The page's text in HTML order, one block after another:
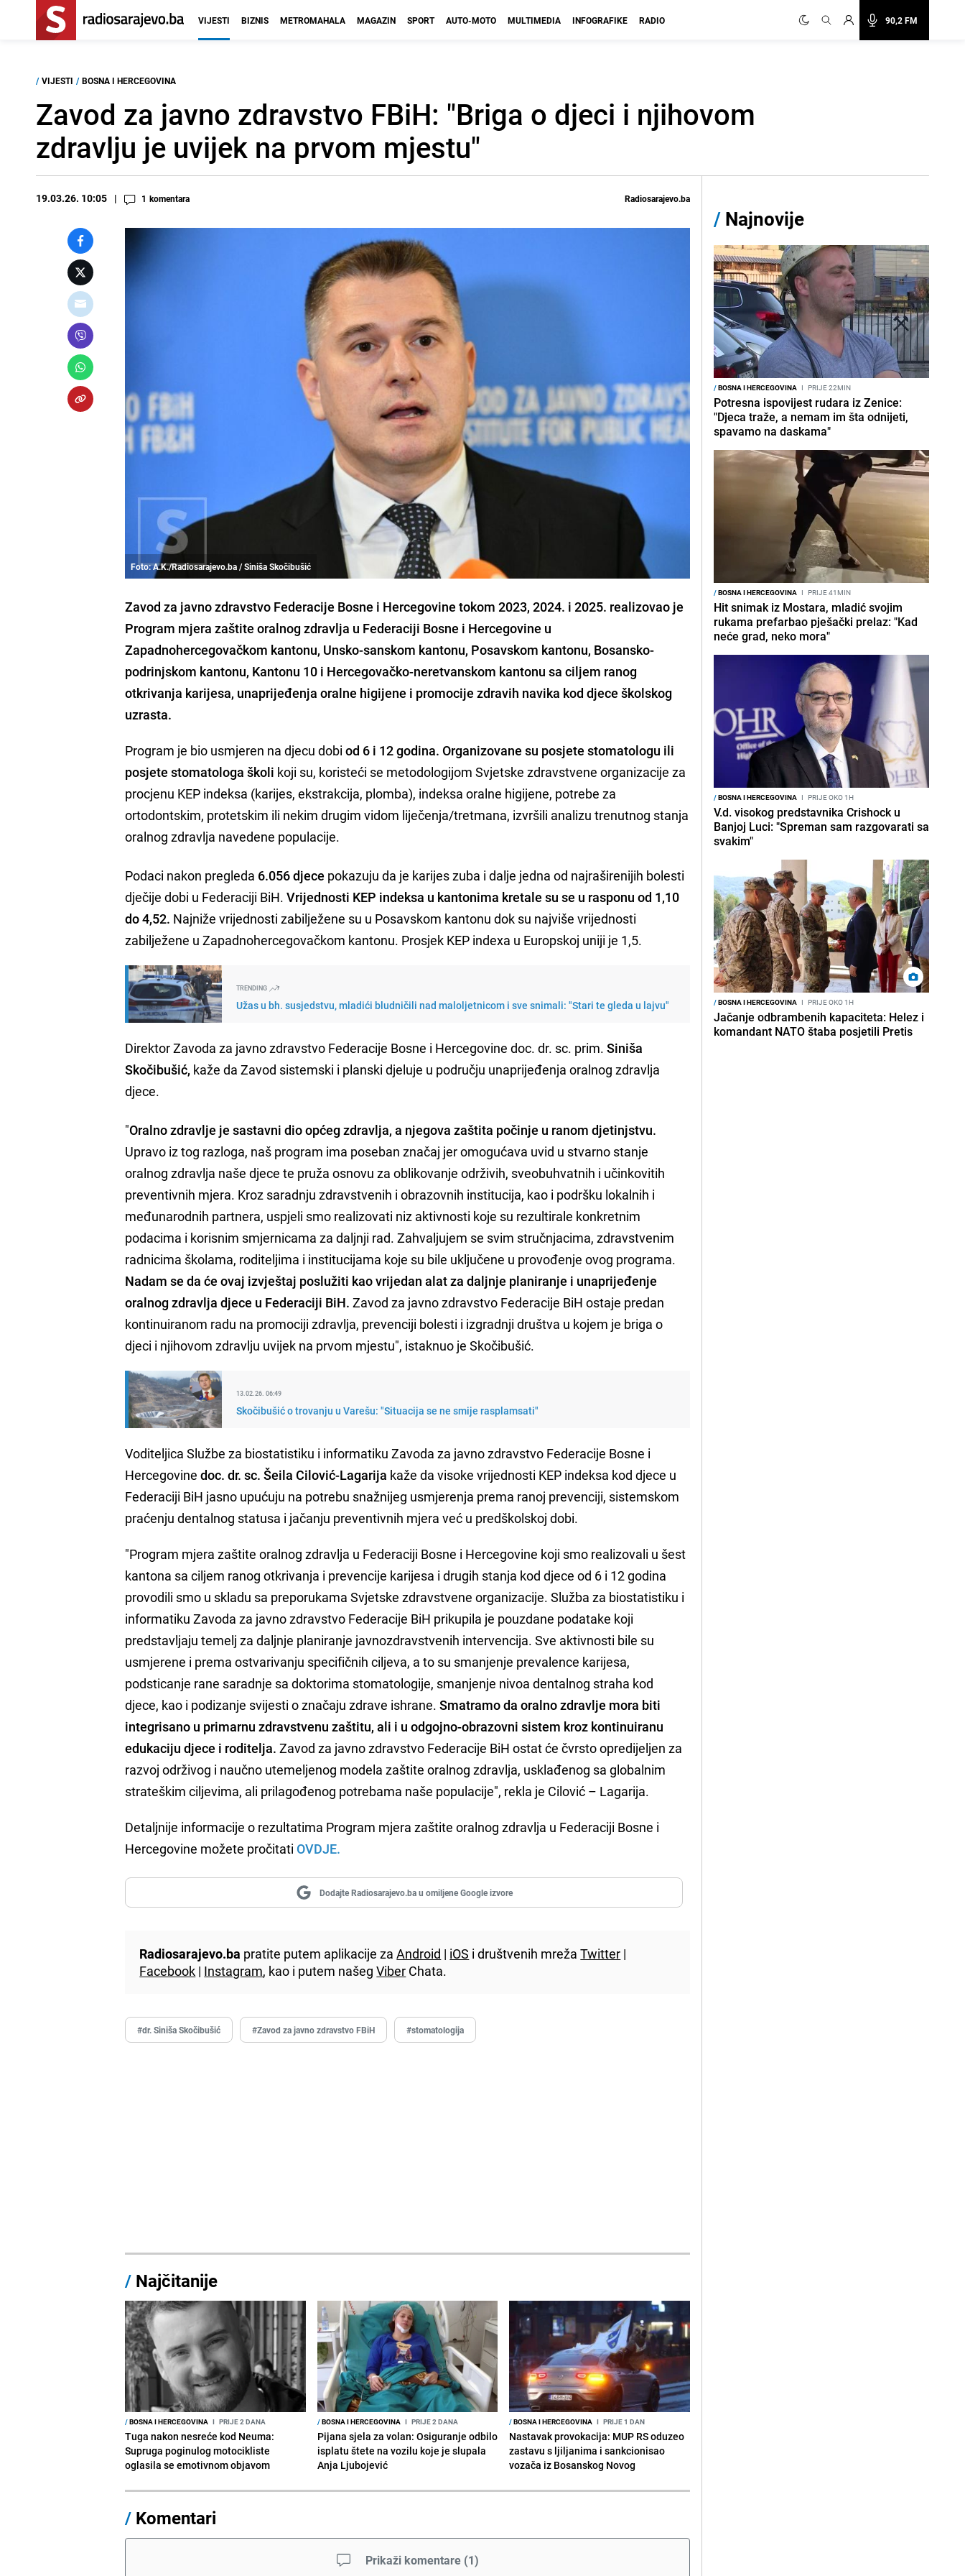
90,2 FM
VIJESTI BIZNIS METROMAHALA MAGAZIN SPORT AUTO-MOTO MULTIMEDIA INFOGRAFIKE RADIO
/ VIJESTI / BOSNA I HERCEGOVINA
Zavod za javno zdravstvo FBiH: "Briga o djeci i njihovom
zdravlju je uvijek na prvom mjestu"
19.03.26. 10:05 1 komentara Radiosarajevo.ba
Foto: A.K./Radiosarajevo.ba / Siniša Skočibušić
Zavod za javno zdravstvo Federacije Bosne i Hercegovine tokom 2023, 2024. i 2025. realizovao je
Program mjera zaštite oralnog zdravlja u Federaciji Bosne i Hercegovine u
Zapadnohercegovačkom kantonu, Unsko-sanskom kantonu, Posavskom kantonu, Bosansko-
podrinjskom kantonu, Kantonu 10 i Hercegovačko-neretvanskom kantonu sa ciljem ranog
otkrivanja karijesa, unaprijeđenja oralne higijene i promocije zdravih navika kod djece školskog
uzrasta.
Program je bio usmjeren na djecu dobiod 6 i 12 godina. Organizovane su posjete stomatologu ili
posjete stomatologa školi koji su, koristeći se metodologijom Svjetske zdravstvene organizacije za
procjenu KEP indeksa (karijes, ekstrakcija, plomba), indeksa oralne higijene, potrebe za
ortodontskim, protetskim ili nekim drugim vidom liječenja/tretmana, izvršili analizu trenutnog stanja
oralnog zdravlja navedene populacije.
Podaci nakon pregleda 6.056 djece pokazuju da je karijes zuba i dalje jedna od najraširenijih bolesti
dječije dobi u Federaciji BiH.Vrijednosti KEP indeksa u kantonima kretale su se u rasponu od 1,10
do 4,52. Najniže vrijednosti zabilježene su u Posavskom kantonu dok su najviše vrijednosti
zabilježene u Zapadnohercegovačkom kantonu. Prosjek KEP indexa u Europskoj uniji je 1,5.
TRENDING
Užas u bh. susjedstvu, mladići bludničili nad maloljetnicom i sve snimali: "Stari te gleda u lajvu"
Direktor Zavoda za javno zdravstvo Federacije Bosne i Hercegovine doc. dr. sc. prim.Siniša
Skočibušić, kaže da Zavod sistemski i planski djeluje u području unaprijeđenja oralnog zdravlja
djece.
"Oralno zdravlje je sastavni dio općeg zdravlja, a njegova zaštita počinje u ranom djetinjstvu.
Upravo iz tog razloga, naš program ima poseban značaj jer omogućava uvid u stvarno stanje
oralnog zdravlja naše djece te pruža osnovu za oblikovanje održivih, sveobuhvatnih i učinkovitih
preventivnih mjera. Kroz saradnju zdravstvenih i obrazovnih institucija, kao i podršku lokalnih i
međunarodnih partnera, uspjeli smo realizovati niz aktivnosti koje su rezultirale konkretnim
podacima i korisnim smjernicama za daljnji rad. Zahvaljujem se svim stručnjacima, zdravstvenim
radnicima školama, roditeljima i institucijama koje su bile uključene u provođenje ovog programa.
Nadam se da će ovaj izvještaj poslužiti kao vrijedan alat za daljnje planiranje i unaprijeđenje
oralnog zdravlja djece u Federaciji BiH. Zavod za javno zdravstvo Federacije BiH ostaje predan
kontinuiranom radu na promociji zdravlja, prevenciji bolesti i izgradnji društva u kojem je briga o
djeci i njihovom zdravlju uvijek na prvom mjestu", istaknuo je Skočibušić.
13.02.26. 06:49
Skočibušić o trovanju u Varešu: "Situacija se ne smije rasplamsati"
Voditeljica Službe za biostatistiku i informatiku Zavoda za javno zdravstvo Federacije Bosne i
Hercegovinedoc. dr. sc. Šeila Cilović-Lagarija kaže da visoke vrijednosti KEP indeksa kod djece u
Federaciji BiH jasno upućuju na potrebu snažnijeg usmjerenja prema ranoj prevenciji, sistemskom
praćenju dentalnog statusa i jačanju preventivnih mjera već u predškolskoj dobi.
"Program mjera zaštite oralnog zdravlja u Federaciji Bosne i Hercegovine koji smo realizovali u šest
kantona sa ciljem ranog otkrivanja i prevencije karijesa i drugih stanja kod djece od 6 i 12 godina
provodili smo u skladu sa preporukama Svjetske zdravstvene organizacije. Služba za biostatistiku i
informatiku Zavoda za javno zdravstvo Federacije BiH prikupila je pouzdane podatake koji
predstavljaju temelj za daljnje planiranje javnozdravstvenih intervencija. Sve aktivnosti bile su
usmjerene i prema ostvarivanju specifičnih ciljeva, a to su smanjenje prevalence karijesa,
podsticanje rane saradnje sa doktorima stomatologije, smanjenje nivoa dentalnog straha kod
djece, kao i podizanje svijesti o značaju zdrave ishrane.Smatramo da oralno zdravlje mora biti
integrisano u primarnu zdravstvenu zaštitu, ali i u odgojno-obrazovni sistem kroz kontinuiranu
edukaciju djece i roditelja. Zavod za javno zdravstvo Federacije BiH ostat će čvrsto opredijeljen za
razvoj održivog i naučno utemeljenog modela zaštite oralnog zdravlja, usklađenog sa globalnim
strateškim ciljevima, ali prilagođenog potrebama naše populacije", rekla je Cilović – Lagarija.
Detaljnije informacije o rezultatima Program mjera zaštite oralnog zdravlja u Federaciji Bosne i
Hercegovine možete pročitati OVDJE.
Dodajte Radiosarajevo.ba u omiljene Google izvore
Radiosarajevo.ba pratite putem aplikacije zaAndroid | iOS i društvenih mrežaTwitter |
Facebook | Instagram, kao i putem našegViber Chata.
#dr. Siniša Skočibušić #Zavod za javno zdravstvo FBiH #stomatologija
/ Najčitanije
/BOSNA I HERCEGOVINA I PRIJE 2 DANA
Tuga nakon nesreće kod Neuma:
Supruga poginulog motocikliste
oglasila se emotivnom objavom
/BOSNA I HERCEGOVINA I PRIJE 2 DANA
Pijana sjela za volan: Osiguranje odbilo
isplatu štete na vozilu koje je slupala
Anja Ljubojević
/BOSNA I HERCEGOVINA I PRIJE 1 DAN
Nastavak provokacija: MUP RS oduzeo
zastavu s ljiljanima i sankcionisao
vozača iz Bosanskog Novog
/ Komentari
Prikaži komentare (1)
/ Najnovije
/BOSNA I HERCEGOVINA I PRIJE 22MIN
Potresna ispovijest rudara iz Zenice:
"Djeca traže, a nemam im šta odnijeti,
spavamo na daskama"
/BOSNA I HERCEGOVINA I PRIJE 41MIN
Hit snimak iz Mostara, mladić svojim
rukama prefarbao pješački prelaz: "Kad
neće grad, neko mora"
/BOSNA I HERCEGOVINA I PRIJE OKO 1H
V.d. visokog predstavnika Crishock u
Banjoj Luci: "Spreman sam razgovarati sa
svakim"
/BOSNA I HERCEGOVINA I PRIJE OKO 1H
Jačanje odbrambenih kapaciteta: Helez i
komandant NATO štaba posjetili Pretis